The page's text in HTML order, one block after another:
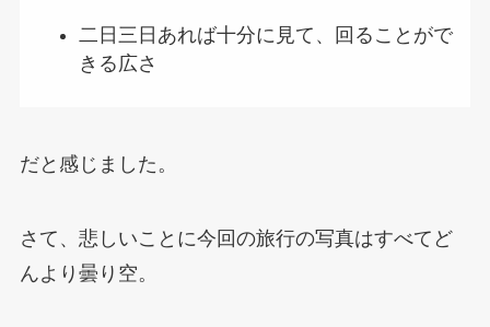
二日三日あれば十分に見て、回ることがで
きる広さ
だと感じました。
さて、悲しいことに今回の旅行の写真はすべてど
んより曇り空。